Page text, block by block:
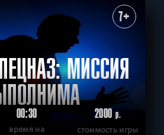
7+
МИССИЯ
00:30
время на
2000р.
стоимость игры